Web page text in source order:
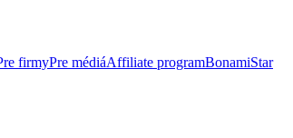
firmyPre médiáAffiliate programBonamiStar